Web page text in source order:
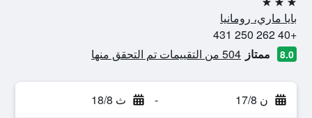
3 نجوم
بايا ماري، رومانيا
+40 262 250 431
8.0 ممتاز 504 من التقييمات تم التحقق منها
ن 17/8 - ث 18/8